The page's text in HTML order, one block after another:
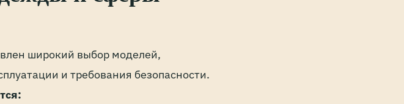
широкий выбор моделей,
и требования безопасности.